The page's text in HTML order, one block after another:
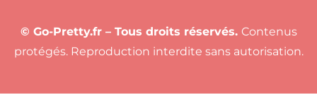
© Go-Pretty.fr – Tous droits réservés. Contenus
protégés. Reproduction interdite sans autorisation.